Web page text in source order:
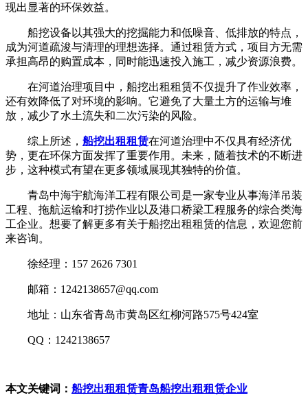
现出显著的环保效益。
船挖设备以其强大的挖掘能力和低噪音、低排放的特点，
成为河道疏浚与清理的理想选择。通过租赁方式，项目方无需
承担高昂的购置成本，同时能迅速投入施工，减少资源浪费。
在河道治理项目中，船挖出租租赁不仅提升了作业效率，
还有效降低了对环境的影响。它避免了大量土方的运输与堆
放，减少了水土流失和二次污染的风险。
综上所述， 船挖出租租赁在河道治理中不仅具有经济优
势，更在环保方面发挥了重要作用。未来，随着技术的不断进
步，这种模式有望在更多领域展现其独特的价值。
青岛中海宇航海洋工程有限公司是一家专业从事海洋吊装
工程、拖航运输和打捞作业以及港口桥梁工程服务的综合类海
工企业。想要了解更多有关于船挖出租租赁的信息，欢迎您前
来咨询。
徐经理：157 2626 7301
邮箱：1242138657@qq.com
地址：山东省青岛市黄岛区红柳河路575号424室
QQ：1242138657
本文关键词： 船挖出租租赁青岛船挖出租租赁企业